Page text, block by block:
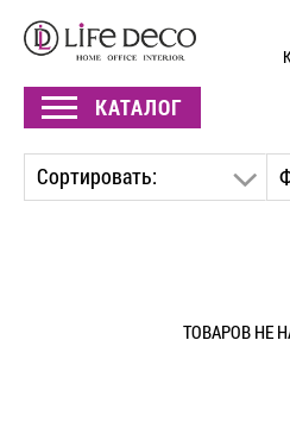
КАТАЛОГ
Сортировать:
ТОВАРОВ НЕ